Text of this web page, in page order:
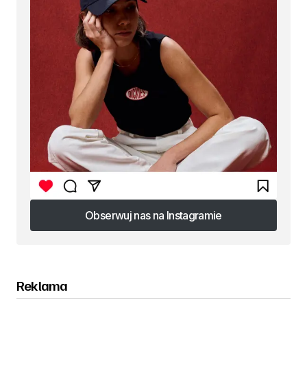
Obserwuj nas na Instagramie
Obserwuj nas na Instagramie
Reklama